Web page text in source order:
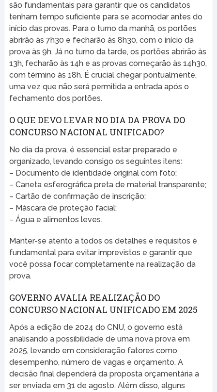
são fundamentais para garantir que os candidatos
tenham tempo suficiente para se acomodar antes do
início das provas. Para o turno da manhã, os portões
abrirão às 7h30 e fecharão às 8h30, com o início da
prova às 9h. Já no turno da tarde, os portões abrirão às
13h, fecharão às 14h e as provas começarão às 14h30,
com término às 18h. É crucial chegar pontualmente,
uma vez que não será permitida a entrada após o
fechamento dos portões.
O QUE DEVO LEVAR NO DIA DA PROVA DO
CONCURSO NACIONAL UNIFICADO?
No dia da prova, é essencial estar preparado e
organizado, levando consigo os seguintes itens:
– Documento de identidade original com foto;
– Caneta esferográfica preta de material transparente;
– Cartão de confirmação de inscrição;
– Máscara de proteção facial;
– Água e alimentos leves.
Manter-se atento a todos os detalhes e requisitos é
fundamental para evitar imprevistos e garantir que
você possa focar completamente na realização da
prova.
GOVERNO AVALIA REALIZAÇÃO DO
CONCURSO NACIONAL UNIFICADO EM 2025
Após a edição de 2024 do CNU, o governo está
analisando a possibilidade de uma nova prova em
2025, levando em consideração fatores como
desempenho, número de vagas e orçamento. A
decisão final dependerá da proposta orçamentária a
ser enviada em 31 de agosto. Além disso, alguns